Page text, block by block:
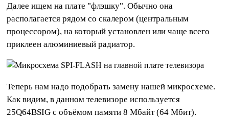
Далее ищем на плате "флэшку". Обычно она
располагается рядом со скалером (центральным
процессором), на который установлен или чаще всего
приклеен алюминиевый радиатор.
Теперь нам надо подобрать замену нашей микросхеме.
Как видим, в данном телевизоре используется
25Q64BSIG с объёмом памяти 8 Мбайт (64 Мбит).